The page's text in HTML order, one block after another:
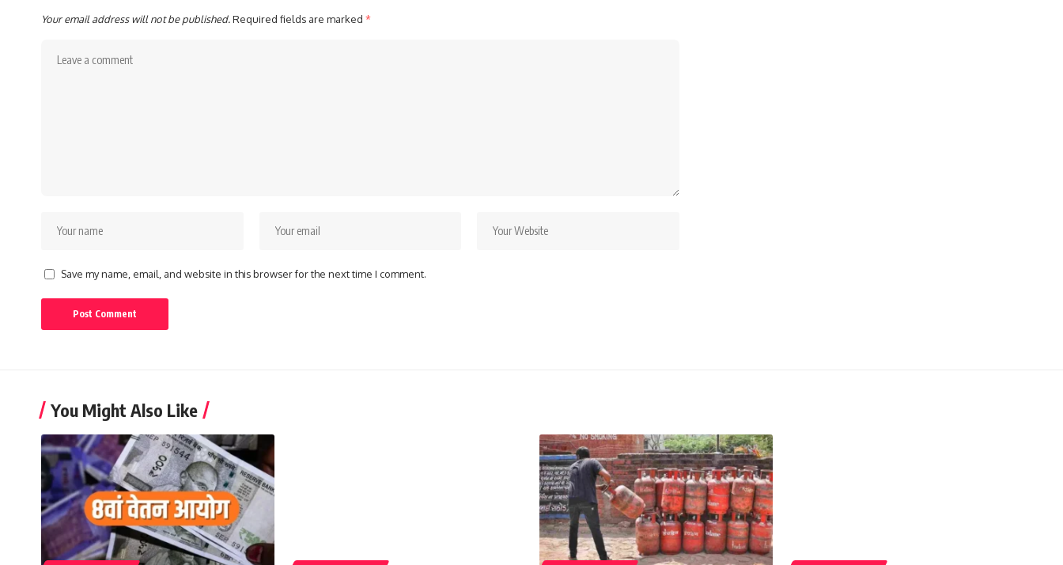
Your email address will not be published.Required fields are marked *
Save my name, email, and website in this browser for the next time I comment.
You Might Also Like